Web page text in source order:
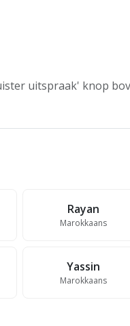
uitspraak' knop
Rayan
Marokkaans
Yassin
Marokkaans